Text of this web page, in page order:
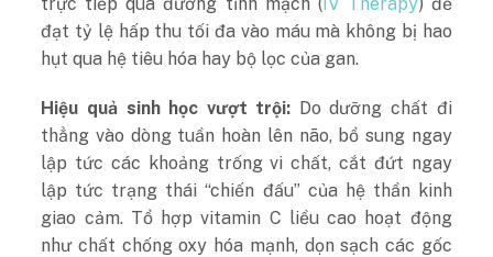
đạt tỷ lệ hấp thu tối đa vào máu mà không bị hao
hụt qua hệ tiêu hóa hay bộ lọc của gan.
Hiệu quả sinh học vượt trội: Do dưỡng chất đi
thẳng vào dòng tuần hoàn lên não, bổ sung ngay
lập tức các khoảng trống vi chất, cắt đứt ngay
lập tức trạng thái “chiến đấu” của hệ thần kinh
giao cảm. Tổ hợp vitamin C liều cao hoạt động
như chất chống oxy hóa mạnh, dọn sạch các gốc